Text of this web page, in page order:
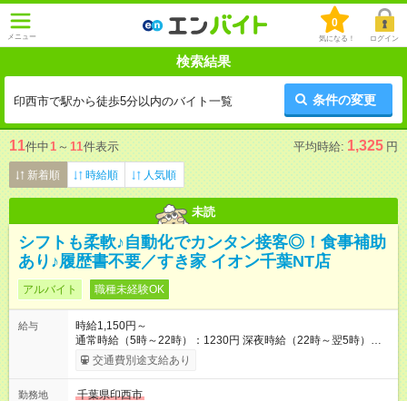
メニュー
0
気になる！ ログイン
検索結果
印西市で駅から徒歩5分以内のバイト一覧 条件の変更
11件中1 ～ 11件表示 平均時給: 1,325 円
新着順 時給順 人気順
未読
シフトも柔軟♪自動化でカンタン接客◎！食事補助
あり♪履歴書不要／すき家 イオン千葉NT店
アルバイト 職種未経験OK
給与
時給1,150円～
通常時給（5時～22時）：1230円 深夜時給（22時～翌5時）：
1538円 高校生時給：1150円 【試用期間】試用期間あり 試用期
間の長さ：1ヶ月 雇用形態、給与は本採用時と同じです。 試用
月とさせていただきます。 研修制度あり：15時間(研修中も同時
交通費別途支給あり
勤務地
千葉県印西市